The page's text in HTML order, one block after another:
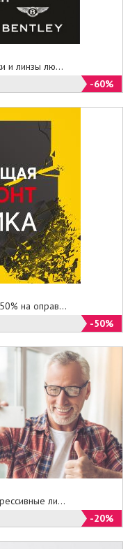
и линзы лю...
-60%
на оправ...
-50%
ли...
-20%